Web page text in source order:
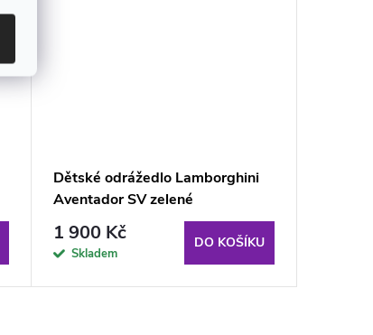
Dětské odrážedlo Lamborghini
Aventador SV zelené
1 900 Kč
Skladem
DO KOŠÍKU